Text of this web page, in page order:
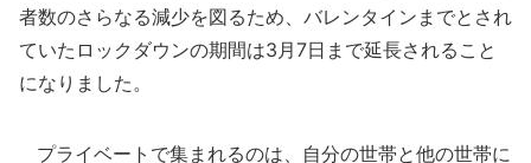
者数のさらなる減少を図るため、バレンタインまでとされ
ていたロックダウンの期間は3月7日まで延長されること
になりました。
プライベートで集まれるのは、自分の世帯と他の世帯に